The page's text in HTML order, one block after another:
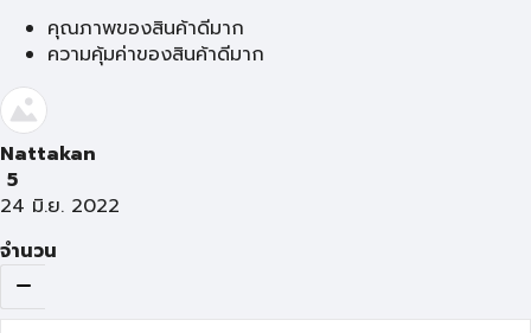
คุณภาพของสินค้าดีมาก
ความคุ้มค่าของสินค้าดีมาก
Nattakan
5
24 มิ.ย. 2022
จำนวน